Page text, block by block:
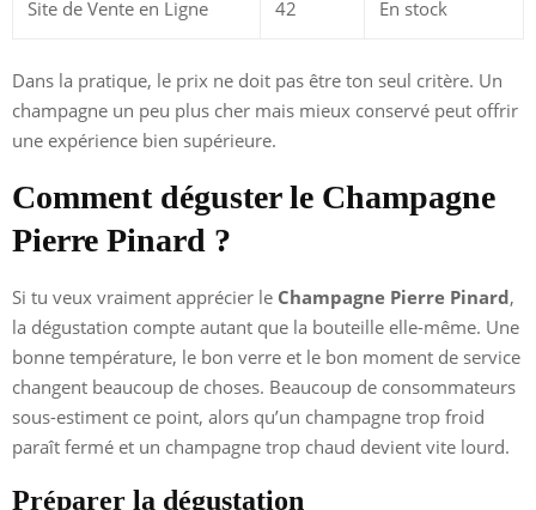
Site de Vente en Ligne 42 En stock
Dans la pratique, le prix ne doit pas être ton seul critère. Un
champagne un peu plus cher mais mieux conservé peut offrir
une expérience bien supérieure.
Comment déguster le Champagne
Pierre Pinard ?
Si tu veux vraiment apprécier le Champagne Pierre Pinard,
la dégustation compte autant que la bouteille elle-même. Une
bonne température, le bon verre et le bon moment de service
changent beaucoup de choses. Beaucoup de consommateurs
sous-estiment ce point, alors qu’un champagne trop froid
paraît fermé et un champagne trop chaud devient vite lourd.
Préparer la dégustation